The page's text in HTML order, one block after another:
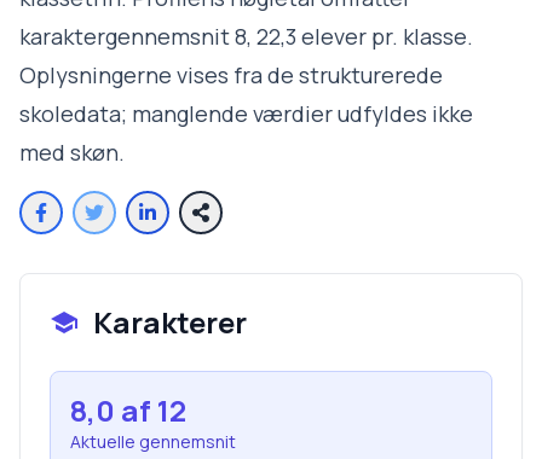
karaktergennemsnit 8, 22,3 elever pr. klasse.
Oplysningerne vises fra de strukturerede
skoledata; manglende værdier udfyldes ikke
med skøn.
Karakterer
8,0 af 12
Aktuelle gennemsnit